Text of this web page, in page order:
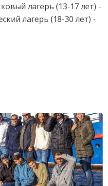
лагерь (13-17 лет) -
лагерь (18-30 лет) -